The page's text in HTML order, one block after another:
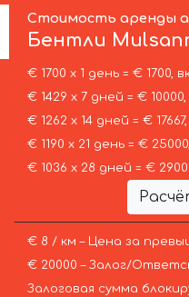
Стоимость аренды
Бентли
€ 1700 х 1 день = € 1700,
€ 1429 х 7 дней = €
€ 1262 х 14 дней = €
€ 1190 х 21 день = €
€ 1036 х 28 дней = €
€ 8 / км – Цена за
€ 20000 – Залог/
Залоговая сумма